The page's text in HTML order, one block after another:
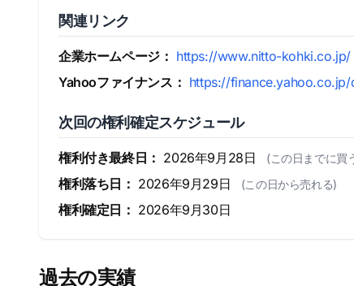
関連リンク
企業ホームページ： https://www.nitto-kohki.co.jp/
Yahooファイナンス： https://finance.yahoo.co.jp/
次回の権利確定スケジュール
権利付き最終日： 2026年9月28日 (この日までに買
権利落ち日： 2026年9月29日 (この日から売れる)
権利確定日： 2026年9月30日
過去の実績